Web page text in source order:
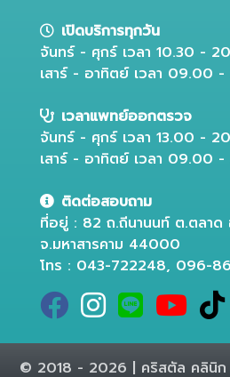
เปิดบริการทุกวัน
จันทร์ - ศุกร์ เวลา 10.30 -
เสาร์ - อาทิตย์ เวลา 09.00
เวลาแพทย์ออกตรวจ
จันทร์ - ศุกร์ เวลา 13.00 -
เสาร์ - อาทิตย์ เวลา 09.00
ติดต่อสอบถาม
ที่อยู่ : 82 ถ.ถีนานนท์ ต.ตลาด
จ.มหาสารคาม 44000
โทร : 043-722248, 096-
© 2018 - 2026 | คริสตัล คลินิ